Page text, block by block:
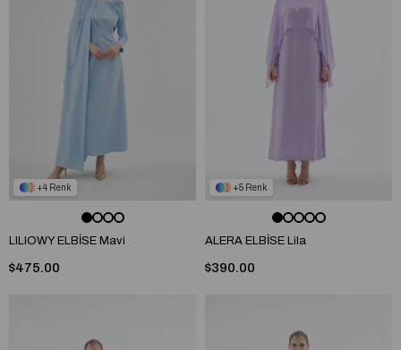
4
LILIOWY ELBİSE Mavi
$475.00
5
ALERA ELBİSE Lila
$390.00